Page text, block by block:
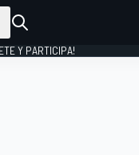
Y PARTICIPA!